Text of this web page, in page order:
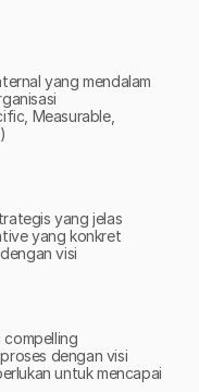
yang mendalam
Measurable,
yang jelas
yang konkret
visi
compelling
dengan visi
untuk mencapai